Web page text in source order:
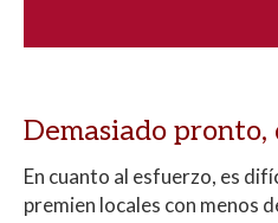
Demasiado
En cuanto al esfuerzo, es
premien locales con menos